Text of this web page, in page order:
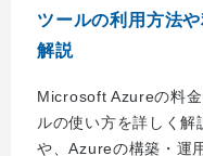
ツールの利用方法
解説
Microsoft Azureの料
ルの使い方を詳しく
や、Azureの構築・運